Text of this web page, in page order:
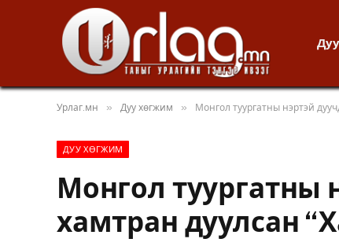
Урлаг.мн » Дуу хөгжим » Монгол туургатны нэртэй
ДУУ ХӨГЖИМ
Монгол туургатны
хамтран дуулсан